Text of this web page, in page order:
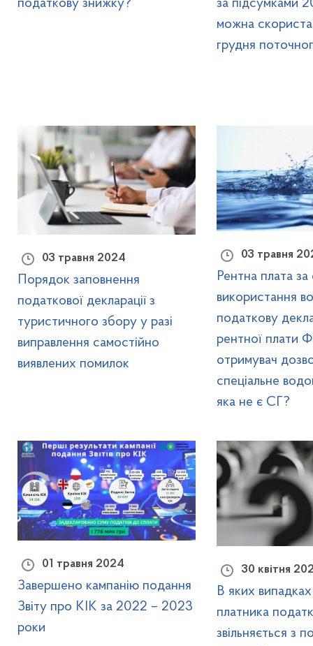
податкову знижку?
за підсумками
можна
грудня
03 травня 2024
Порядок заповнення
податкової декларації з
туристичного збору у разі
виправлення самостійно
виявлених помилок
03 травня
Рентна плата за
використання
податкову
рентної плати
отримувач
спеціальне
яка не є СГ?
01 травня 2024
Завершено кампанію подання
Звіту про КІК за 2022 – 2023
роки
30 квітня
В яких
платника
звільняється з